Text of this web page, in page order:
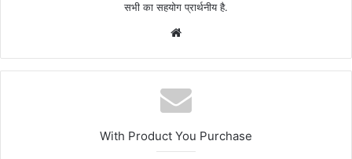
सभी का सहयोग प्रार्थनीय है.
With Product You Purchase